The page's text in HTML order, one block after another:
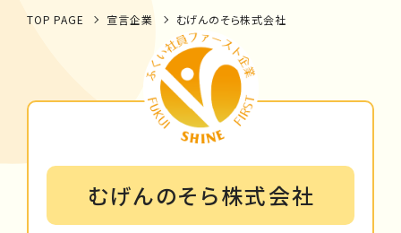
TOP PAGE 宣言企業 むげんのそら株式会社
むげんのそら株式会社